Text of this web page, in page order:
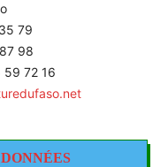
79
98
59 72 16